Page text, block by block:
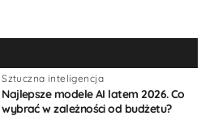
Sztuczna inteligencja
Najlepsze modele AI latem 2026. Co
wybrać w zależności od budżetu?